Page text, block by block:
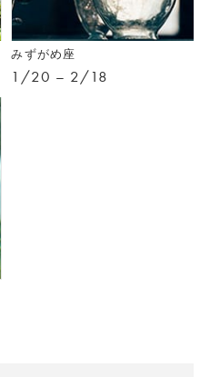
みずがめ座
1/20 – 2/18